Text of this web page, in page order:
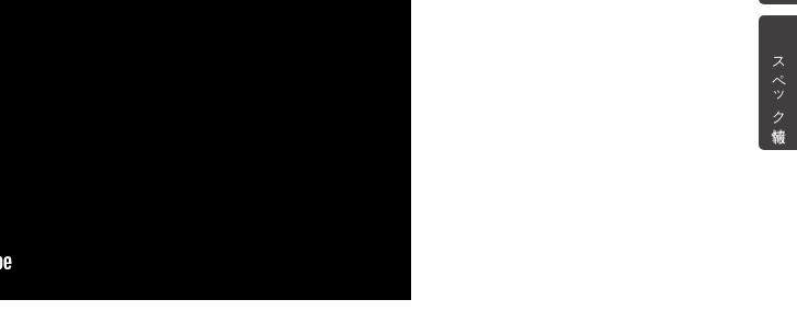
スペック情報